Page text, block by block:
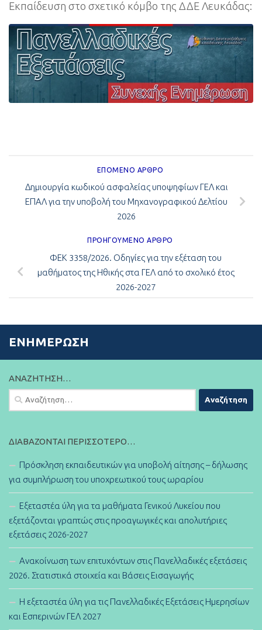
Εκπαίδευση στο σχετικό κόμβο της ΔΔΕ Λευκάδας:
ΕΠΌΜΕΝΟ ΆΡΘΡΟ
Δημιουργία κωδικού ασφαλείας υποψηφίων ΓΕΛ και
ΕΠΑΛ για την υποβολή του Μηχανογραφικού Δελτίου
2026
ΠΡΟΗΓΟΎΜΕΝΟ ΆΡΘΡΟ
ΦΕΚ 3358/2026. Οδηγίες για την εξέταση του
μαθήματος της Ηθικής στα ΓΕΛ από το σχολικό έτος
2026-2027
ΕΝΗΜΈΡΩΣΗ
ΑΝΑΖΉΤΗΣΗ…
Αναζήτηση
για:
ΔΙΑΒΆΖΟΝΤΑΙ ΠΕΡΙΣΣΌΤΕΡΟ…
Πρόσκληση εκπαιδευτικών για υποβολή αίτησης – δήλωσης
για συμπλήρωση του υποχρεωτικού τους ωραρίου
Εξεταστέα ύλη για τα μαθήματα Γενικού Λυκείου που
εξετάζονται γραπτώς στις προαγωγικές και απολυτήριες
εξετάσεις 2026-2027
Ανακοίνωση των επιτυχόντων στις Πανελλαδικές εξετάσεις
2026. Στατιστικά στοιχεία και Βάσεις Εισαγωγής
Η εξεταστέα ύλη για τις Πανελλαδικές Εξετάσεις Ημερησίων
και Εσπερινών ΓΕΛ 2027